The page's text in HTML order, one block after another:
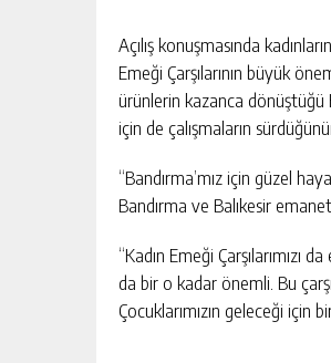
Açılış konuşmasında
Emeği Çarşılarının büyük
ürünlerin kazanca dönüştüğü
için de çalışmaların
“Bandırma’mız için güzel
Bandırma ve Balıkesir
“Kadın Emeği Çarşılarımızı
da bir o kadar önemli. Bu
Çocuklarımızın geleceği için